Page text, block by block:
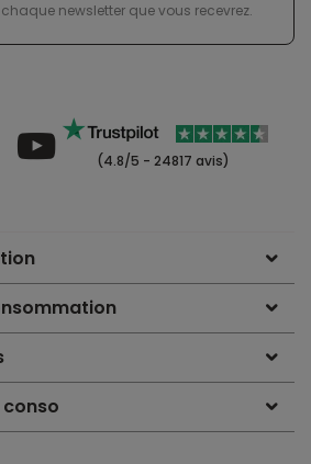
newsletter que vous recevrez.
(4.8/5 - 24817 avis)